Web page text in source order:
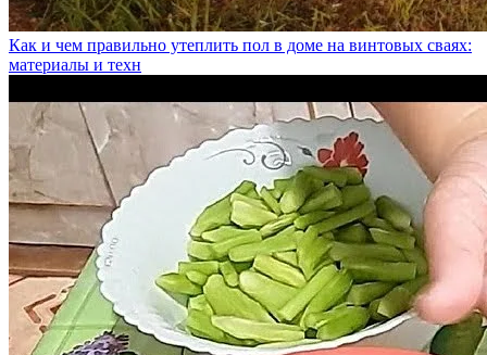
Как и чем правильно утеплить пол в доме на винтовых сваях:
материалы и техн